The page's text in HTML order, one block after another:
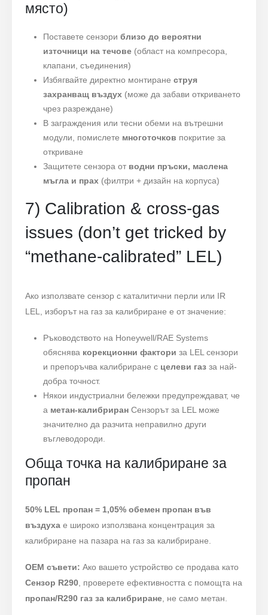
място)
Поставете сензори близо до вероятни
източници на течове(област на компресора,
клапани, съединения)
Избягвайте директно монтиране струя
захранващ въздух(може да забави откриването
чрез разреждане)
В заграждения или тесни обеми на вътрешни
модули, помислете многоточков покритие за
откриване
Защитете сензора от водни пръски, маслена
мъгла и прах(филтри + дизайн на корпуса)
7) Calibration & cross-gas
issues (don’t get tricked by
“methane-calibrated” LEL)
Ако използвате сензор с каталитични перли или IR
LEL, изборът на газ за калибриране е от значение:
Ръководството на Honeywell/RAE Systems
обяснява корекционни фактори за LEL сензори
и препоръчва калибриране с целеви газза най-
добра точност.
Някои индустриални бележки предупреждават, че
a метан-калибриранСензорът за LEL може
значително да разчита неправилно други
въглеводороди.
Обща точка на калибриране за
пропан
50% LEL пропан = 1,05% обемен пропан във
въздуха е широко използвана концентрация за
калибриране на пазара на газ за калибриране.
OEM съвети: Ако вашето устройство се продава като
Сензор R290, проверете ефективността с помощта на
пропан/R290 газ за калибриране, не само метан.